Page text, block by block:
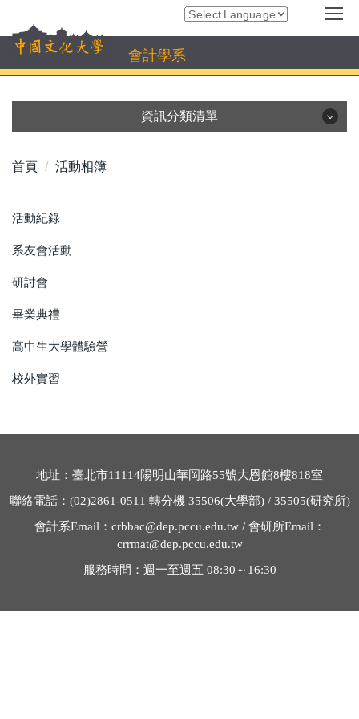
到
主
要
會計學系
Translate
資訊分類清單
學生資訊
活動相簿
首頁 活動相簿
活動紀錄
系友會活動
研討會
畢業典禮
高中生大學體驗營
校外實習
地址：臺北市11114陽明山華岡路55號大恩館8樓818室
聯絡電話： (02)2861-0511 轉分機 35506(大學部) / 35505(研究所)
會計系Email ： crbbac@dep.pccu.edu.tw / 會研所Email ：
crrmat@dep.pccu.edu.tw
服務時間：週一至週五 08:30～16:30